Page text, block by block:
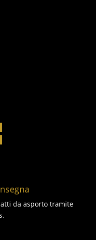
da asporto tramite